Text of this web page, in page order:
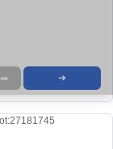
➦ ➜